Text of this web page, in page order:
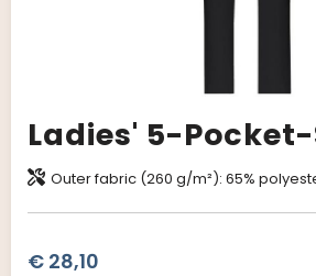
Outer fabric (260 g/m²): 65% polyester,
€ 28,10